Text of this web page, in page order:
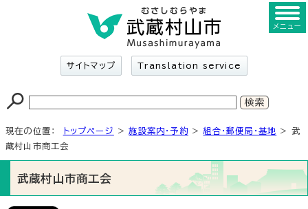
サイトマップ Translation service
メニュー
現在の位置： トップページ >施設案内・予約 >組合・郵便局・基地
> 武
蔵村山市商工会
武蔵村山市商工会